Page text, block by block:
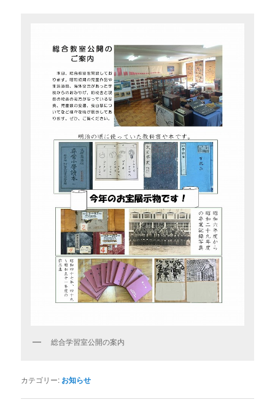
総合学習室公開の案内
カテゴリー: お知らせ